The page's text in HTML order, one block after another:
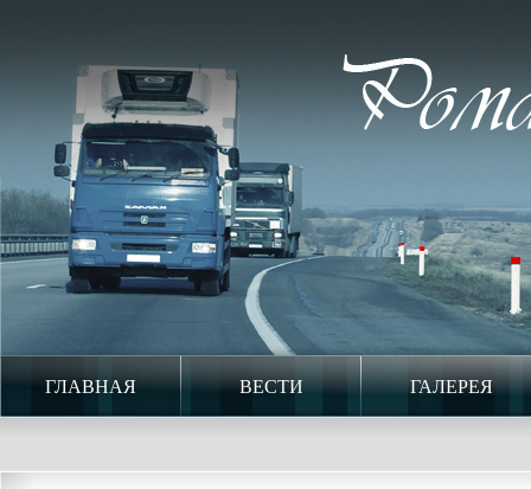
ГЛАВНАЯ ВЕСТИ ГАЛЕРЕЯ